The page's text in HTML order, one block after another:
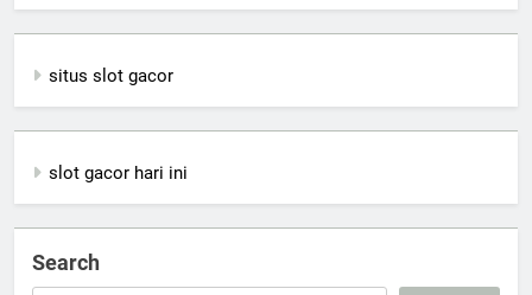
situs slot gacor
slot gacor hari ini
Search